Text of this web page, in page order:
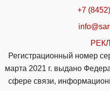
+7
Регистрационный номер
марта 2021 г. выдано
сфере связи,